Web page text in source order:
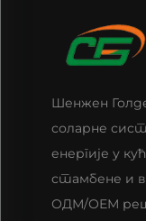
Шенжен
соларне
енергије у
стамбене и
ОДМ/ОЕМ